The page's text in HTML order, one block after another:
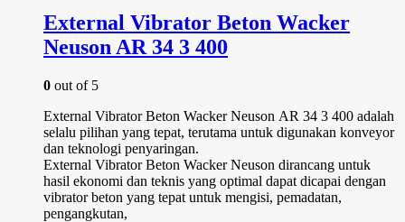
External Vibrator Beton Wacker
Neuson AR 34 3 400
0 out of 5
External Vibrator Beton Wacker Neuson AR 34 3 400 adalah
selalu pilihan yang tepat, terutama untuk digunakan konveyor
dan teknologi penyaringan.
External Vibrator Beton Wacker Neuson dirancang untuk
hasil ekonomi dan teknis yang optimal dapat dicapai dengan
vibrator beton yang tepat untuk mengisi, pemadatan,
pengangkutan,